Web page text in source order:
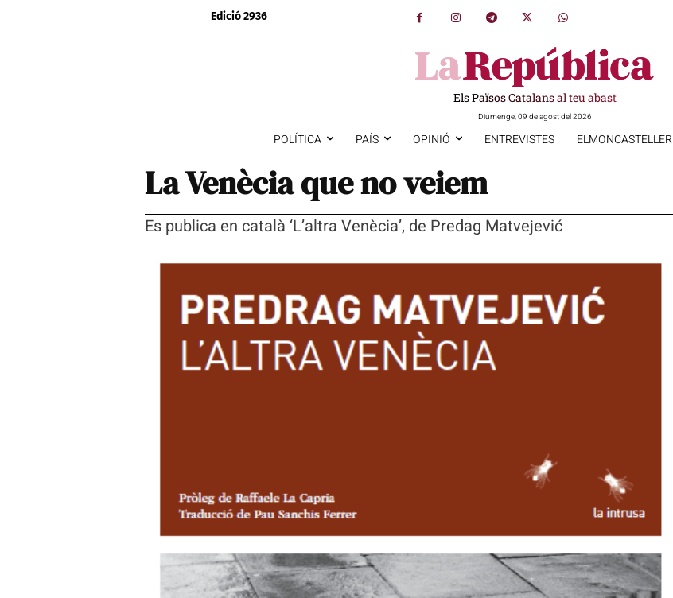
Edició 2936
Els Països Catalans al teu abast
Diumenge, 09 de agost del 2026
POLÍTICA PAÍS OPINIÓ ENTREVISTES ELMONCASTELLER
La Venècia que no veiem
Es publica en català ‘L’altra Venècia’, de Predag Matvejević